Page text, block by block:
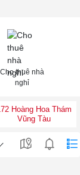
Cho thuê nhà
nghỉ
Hoàng Hoa Thám
Vũng Tàu